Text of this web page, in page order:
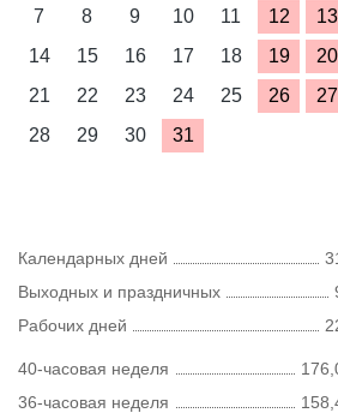
7
8 9 10 11 12
13
14
15 16 17 18 19
20
21
22 23 24 25 26
27
28
29 30 31
Календарных дней
Выходных и праздничных
Рабочих дней
40-часовая неделя
36-часовая неделя